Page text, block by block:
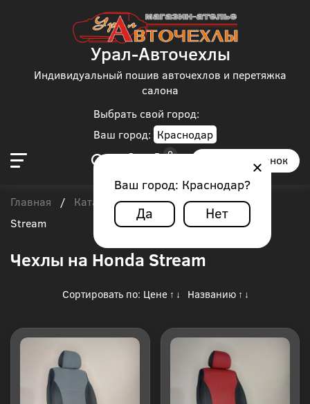
Выбрать свой город:
Ваш город: Краснодар
Ваш город: Краснодар?
Да Нет
Урал-Авточехлы
Индивидуальный пошив авточехлов и перетяжка
салона
Заказать звонок
Главная / Каталог чехлов / Honda / Honda
Stream
Чехлы на Honda Stream
Сортировать по: Цене ↑ ↓ Названию ↑ ↓